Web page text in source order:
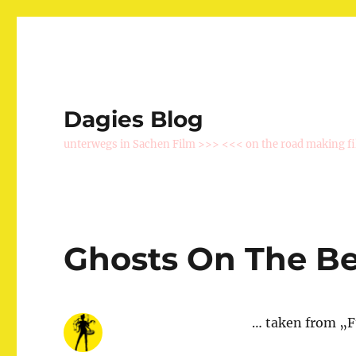
Dagies Blog
unterwegs in Sachen Film >>> <<< on the road making
Ghosts On The
… taken from